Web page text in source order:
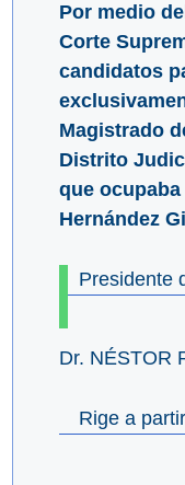
Por medio
Corte
candidatos
Magistrado
Distrito
que
Hernández
Presidente
Dr. NÉSTOR
Rige a